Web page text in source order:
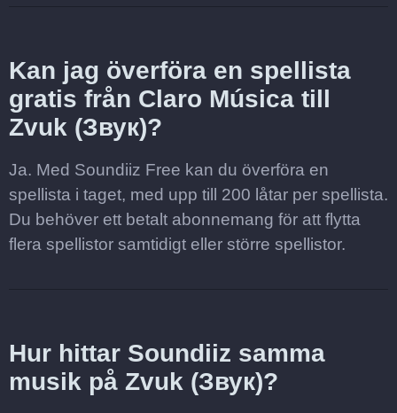
Kan jag överföra en spellista
gratis från Claro Música till
Zvuk (Звук)?
Ja. Med Soundiiz Free kan du överföra en
spellista i taget, med upp till 200 låtar per spellista.
Du behöver ett betalt abonnemang för att flytta
flera spellistor samtidigt eller större spellistor.
Hur hittar Soundiiz samma
musik på Zvuk (Звук)?